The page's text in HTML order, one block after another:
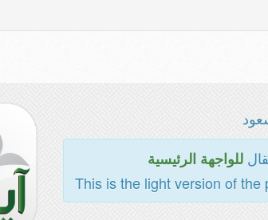
للواجهة الرئيسية
This is the light version of